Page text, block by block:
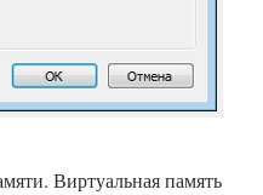
Виртуальная память